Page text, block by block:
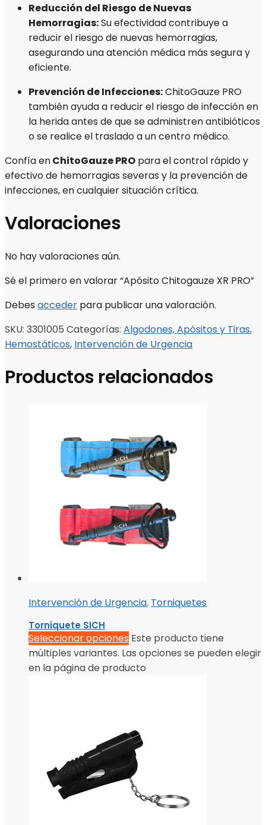
Reducción del Riesgo de Nuevas
Hemorragias:Su efectividad contribuye a
reducir el riesgo de nuevas hemorragias,
asegurando una atención médica más segura y
eficiente.
Prevención de Infecciones:ChitoGauze PRO
también ayuda a reducir el riesgo de infección en
la herida antes de que se administren antibióticos
o se realice el traslado a un centro médico.
Confía enChitoGauze PRO para el control rápido y
efectivo de hemorragias severas y la prevención de
infecciones, en cualquier situación crítica.
Valoraciones
No hay valoraciones aún.
Sé el primero en valorar “Apósito Chitogauze XR PRO”
Debes acceder para publicar una valoración.
SKU: 3301005 Categorías: Algodones, Apósitos y Tiras,
Hemostáticos, Intervención de Urgencia
Productos relacionados
Intervención de Urgencia, Torniquetes
Torniquete SICH
Seleccionar opciones Este producto tiene
múltiples variantes. Las opciones se pueden elegir
en la página de producto